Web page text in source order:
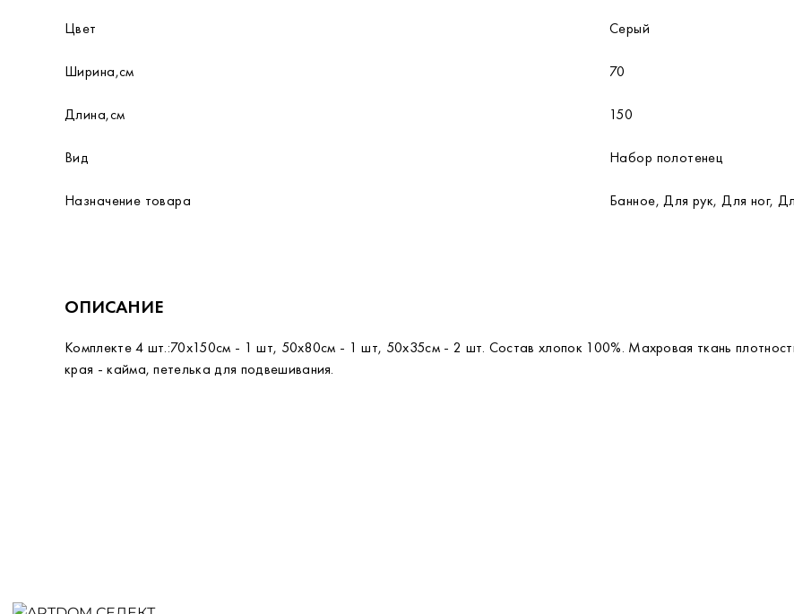
Цвет Серый
Ширина,см 70
Длина,см 150
Вид Набор полотенец
Назначение товара Банное, Для рук, Для ног,
ОПИСАНИЕ
Комплекте 4 шт.:70х150см - 1 шт, 50х80см - 1 шт, 50х35см - 2 шт. Состав хлопок 100%. Махровая ткань
края - кайма, петелька для подвешивания.